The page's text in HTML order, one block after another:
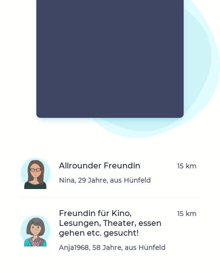
Allrounder Freundin
Nina, 29 Jahre, aus Hünfeld
15 km
Freundin für Kino,
Lesungen, Theater, essen
gehen etc. gesucht!
Anja1968, 58 Jahre, aus Hünfeld
15 km